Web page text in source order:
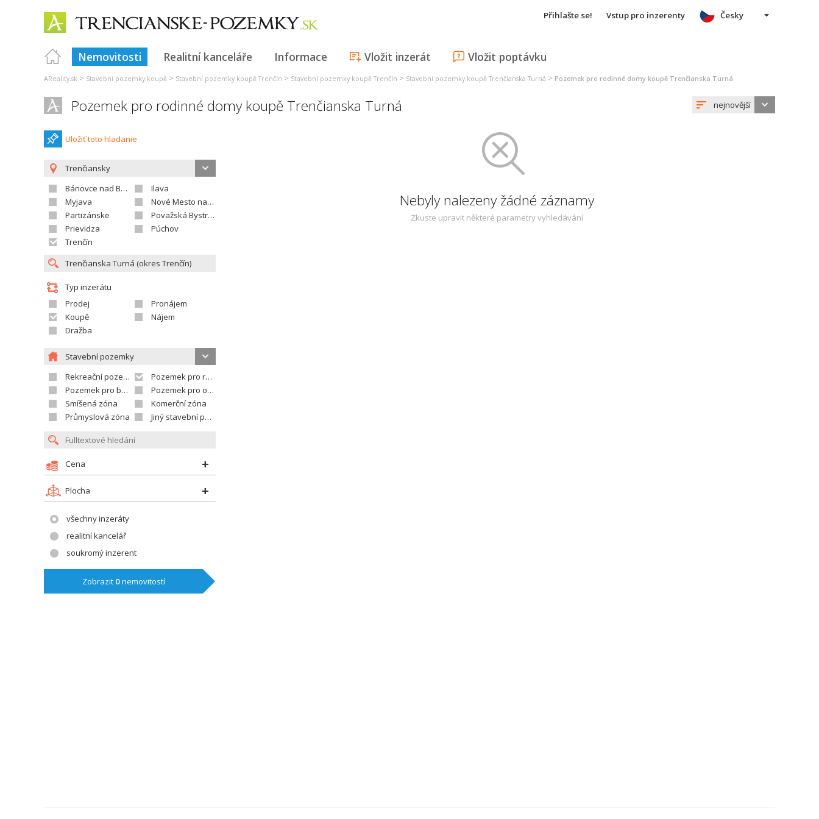
Přihlašte se! Vstup pro inzerenty
Nemovitosti Realitní kanceláře Informace Vložit inzerát Vložit poptávku
Česky
AReality.sk > Stavební pozemky koupě > Stavební pozemky koupě Trenčín > Stavební pozemky koupě Trenčín > Stavební pozemky koupě Trenčianska Turná > Pozemek pro rodinné domy koupě Trenčianska Turná
Pozemek pro rodinné domy koupě Trenčianska Turná nejnovější
Uložiť toto hladanie
Trenčiansky
Bánovce nad Bebravou
Ilava
Myjava
Nové Mesto nad Váhom
Partizánske
Považská Bystrica
Prievidza
Púchov
Trenčín
Typ inzerátu
Prodej
Pronájem
Koupě
Nájem
Dražba
Stavební pozemky
Rekreační pozemek
Pozemek pro rodinné domy
Pozemek pro bytovou výstavbu
Pozemek pro občanskou vybavenost
Smíšená zóna
Komerční zóna
Průmyslová zóna
Jiný stavební pozemek
Cena
Plocha
všechny inzeráty
realitní kancelář
soukromý inzerent
Zobrazit 0nemovitostí
Nebyly nalezeny žádné záznamy
Zkuste upravit některé parametry vyhledávání